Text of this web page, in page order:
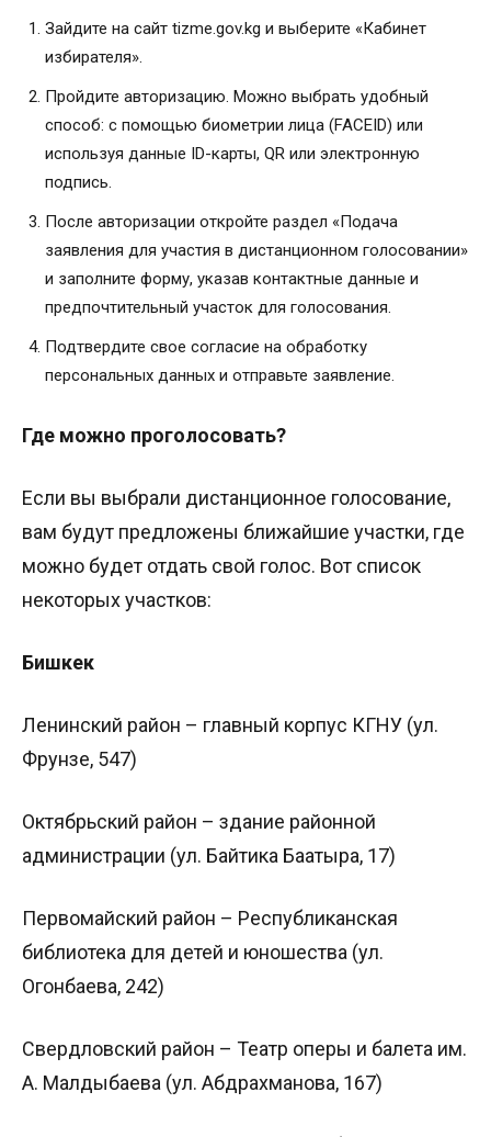
Зайдите на сайт tizme.gov.kg и выберите «Кабинет
избирателя».
Пройдите авторизацию. Можно выбрать удобный
способ: с помощью биометрии лица (FACEID) или
используя данные ID-карты, QR или электронную
подпись.
После авторизации откройте раздел «Подача
заявления для участия в дистанционном голосовании»
и заполните форму, указав контактные данные и
предпочтительный участок для голосования.
Подтвердите свое согласие на обработку
персональных данных и отправьте заявление.
Где можно проголосовать?
Если вы выбрали дистанционное голосование,
вам будут предложены ближайшие участки, где
можно будет отдать свой голос. Вот список
некоторых участков:
Бишкек
Ленинский район – главный корпус КГНУ (ул.
Фрунзе, 547)
Октябрьский район – здание районной
администрации (ул. Байтика Баатыра, 17)
Первомайский район – Республиканская
библиотека для детей и юношества (ул.
Огонбаева, 242)
Свердловский район – Театр оперы и балета им.
А. Малдыбаева (ул. Абдрахманова, 167)